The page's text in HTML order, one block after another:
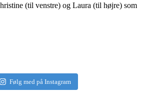
(til venstre) og Laura (til højre) som
Følg med på Instagram